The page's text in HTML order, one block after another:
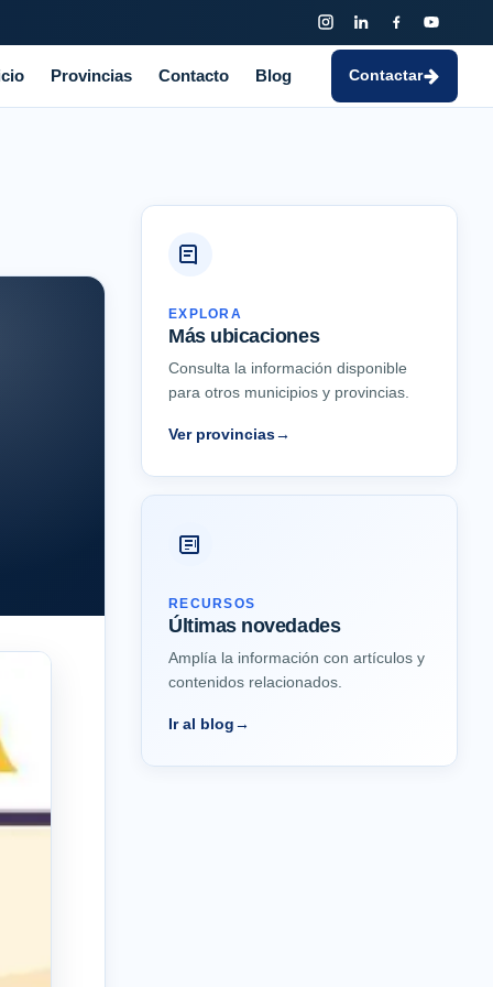
Provincias Contacto Blog Contactar
EXPLORA
Más ubicaciones
Consulta la información disponible
para otros municipios y provincias.
Ver provincias→
RECURSOS
Últimas novedades
Amplía la información con artículos y
contenidos relacionados.
Ir al blog→